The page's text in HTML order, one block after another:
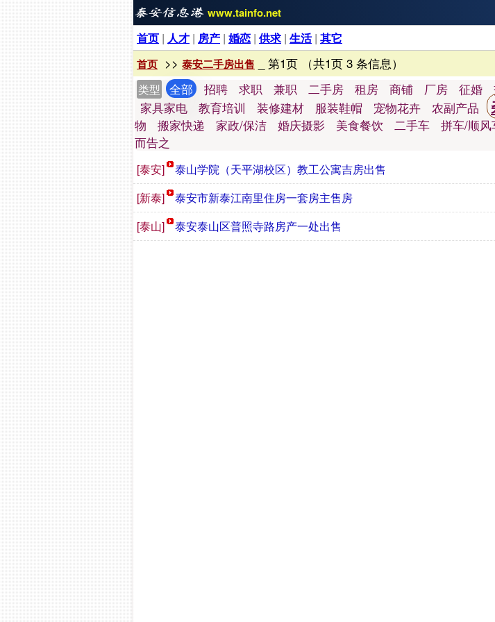
www.tainfo.net
首页 | 人才 | 房产 | 婚恋 | 供求| 生活| 其它
首页 >> 泰安二手房出售 _ 第1页 （共1页 3 条信息）
类型 全部 招聘 求职 兼职 二手房 租房 商铺 厂房 征婚
家具家电
教育培训 装修建材 服装鞋帽 宠物花卉 农副产品
物
搬家快递 家政/保洁 婚庆摄影 美食餐饮 二手车 拼车/顺风
而告之
[泰安] 泰山学院（天平湖校区）教工公寓吉房出售
[新泰] 泰安市新泰江南里住房一套房主售房
[泰山] 泰安泰山区普照寺路房产一处出售